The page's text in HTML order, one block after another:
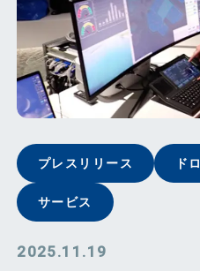
プレスリリース ド
サービス
2025.11.19